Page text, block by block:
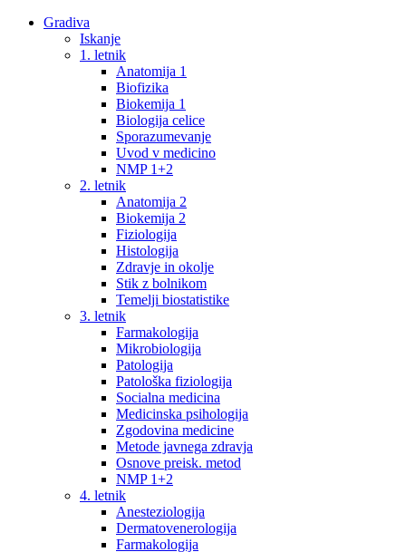
Gradiva
Iskanje
1. letnik
Anatomija 1
Biofizika
Biokemija 1
Biologija celice
Sporazumevanje
Uvod v medicino
NMP 1+2
2. letnik
Anatomija 2
Biokemija 2
Fiziologija
Histologija
Zdravje in okolje
Stik z bolnikom
Temelji biostatistike
3. letnik
Farmakologija
Mikrobiologija
Patologija
Patološka fiziologija
Socialna medicina
Medicinska psihologija
Zgodovina medicine
Metode javnega zdravja
Osnove preisk. metod
NMP 1+2
4. letnik
Anesteziologija
Dermatovenerologija
Farmakologija